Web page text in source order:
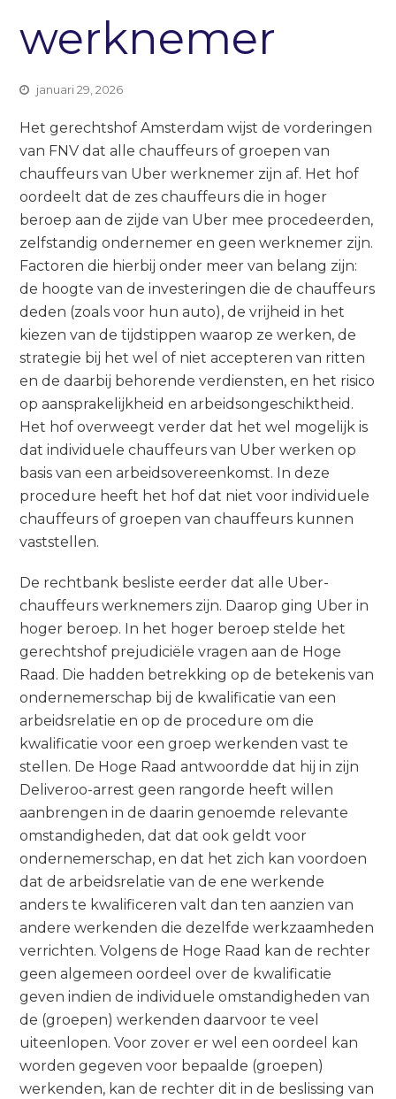
werknemer
januari 29, 2026
Het gerechtshof Amsterdam wijst de vorderingen
van FNV dat alle chauffeurs of groepen van
chauffeurs van Uber werknemer zijn af. Het hof
oordeelt dat de zes chauffeurs die in hoger
beroep aan de zijde van Uber mee procedeerden,
zelfstandig ondernemer en geen werknemer zijn.
Factoren die hierbij onder meer van belang zijn:
de hoogte van de investeringen die de chauffeurs
deden (zoals voor hun auto), de vrijheid in het
kiezen van de tijdstippen waarop ze werken, de
strategie bij het wel of niet accepteren van ritten
en de daarbij behorende verdiensten, en het risico
op aansprakelijkheid en arbeidsongeschiktheid.
Het hof overweegt verder dat het wel mogelijk is
dat individuele chauffeurs van Uber werken op
basis van een arbeidsovereenkomst. In deze
procedure heeft het hof dat niet voor individuele
chauffeurs of groepen van chauffeurs kunnen
vaststellen.
De rechtbank besliste eerder dat alle Uber-
chauffeurs werknemers zijn. Daarop ging Uber in
hoger beroep. In het hoger beroep stelde het
gerechtshof prejudiciële vragen aan de Hoge
Raad. Die hadden betrekking op de betekenis van
ondernemerschap bij de kwalificatie van een
arbeidsrelatie en op de procedure om die
kwalificatie voor een groep werkenden vast te
stellen. De Hoge Raad antwoordde dat hij in zijn
Deliveroo-arrest geen rangorde heeft willen
aanbrengen in de daarin genoemde relevante
omstandigheden, dat dat ook geldt voor
ondernemerschap, en dat het zich kan voordoen
dat de arbeidsrelatie van de ene werkende
anders te kwalificeren valt dan ten aanzien van
andere werkenden die dezelfde werkzaamheden
verrichten. Volgens de Hoge Raad kan de rechter
geen algemeen oordeel over de kwalificatie
geven indien de individuele omstandigheden van
de (groepen) werkenden daarvoor te veel
uiteenlopen. Voor zover er wel een oordeel kan
worden gegeven voor bepaalde (groepen)
werkenden, kan de rechter dit in de beslissing van